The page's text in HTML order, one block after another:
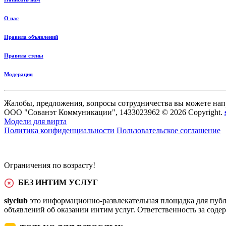
О нас
Правила объявлений
Правила стены
Модерация
Жалобы, предложения, вопросы сотрудничества вы можете
ООО "Сованэт Коммуникации", 1433023962 © 2026 Copyright.
Модели для вирта
Политика конфиденциальности Пользовательское соглашение
Ограничения по возрасту!
БЕЗ ИНТИМ УСЛУГ
slyclub это информационно-развлекательная площадка для
объявлений об оказании интим услуг. Ответственность за